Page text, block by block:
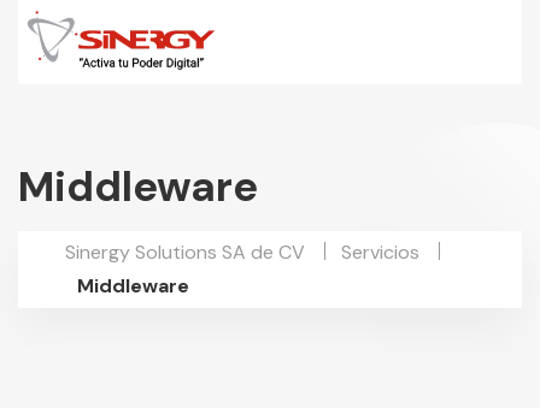
Middleware
Sinergy Solutions SA de CV
Servicios
Middleware